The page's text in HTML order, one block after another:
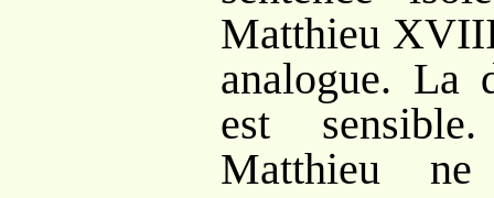
Matthieu
analogue. La
est
Matthieu